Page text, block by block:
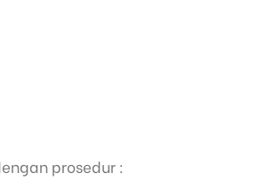
prosedur :